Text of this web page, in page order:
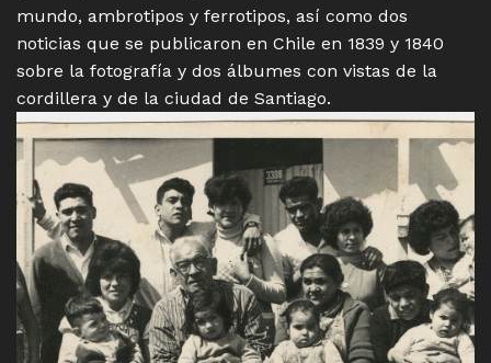
mundo, ambrotipos y ferrotipos, así como dos
noticias que se publicaron en Chile en 1839 y 1840
sobre la fotografía y dos álbumes con vistas de la
cordillera y de la ciudad de Santiago.